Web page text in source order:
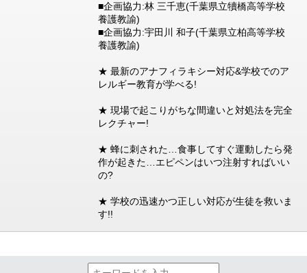
■企画協力:林 三千恵(千葉県立犢橋高等学校
養護教諭)
■企画協力:宇田川 和子(千葉県立柏高等学校
養護教諭)
★ 最新のアナフィラキシー対応&学校でのア
レルギー教育が学べる!
★ 現場で起こりがちな間違いと対処法を完全
レクチャー!
★ 蜂に刺された…食事してすぐ運動したら発
作が起きた…エピペンはいつ注射すればいい
の?
★ 学校の迅速かつ正しい対応が生徒を救いま
す!!